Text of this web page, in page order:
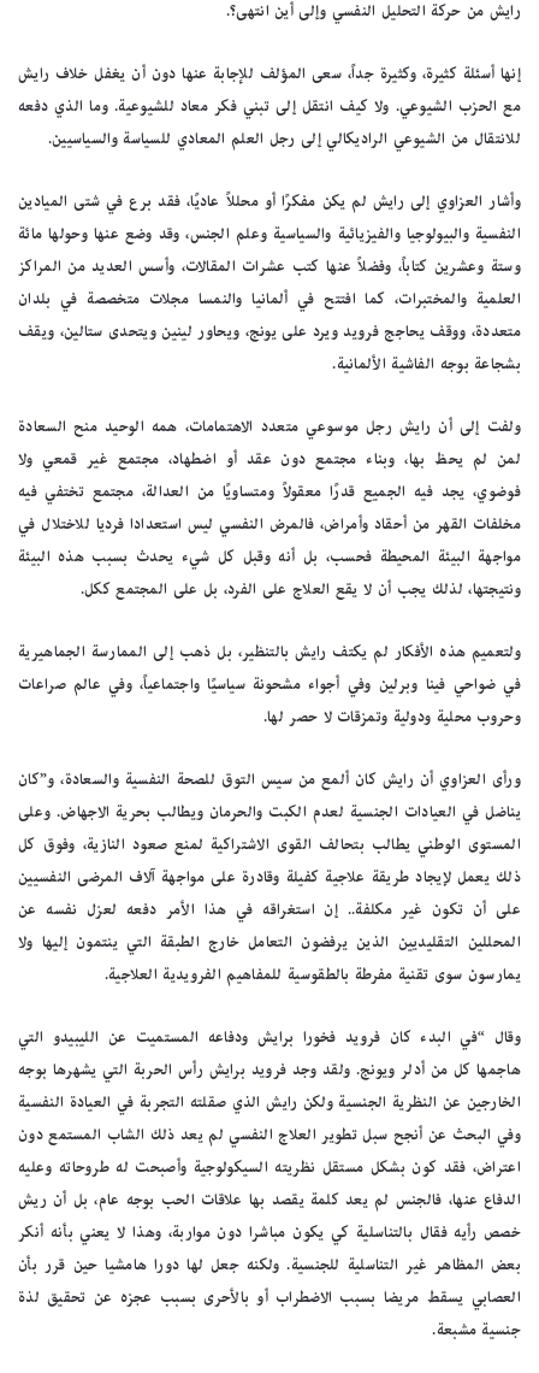
رايش من حركة التحليل النفسي وإلى أين انتهى؟.
إنها أسئلة كثيرة، وكثيرة جداً، سعى المؤلف للإجابة عنها دون أن يغفل خلاف رايش
مع الحزب الشيوعي. ولا كيف انتقل إلى تبني فكر معاد للشيوعية. وما الذي دفعه
للانتقال من الشيوعي الراديكالي إلى رجل العلم المعادي للسياسة والسياسيين.
وأشار العزاوي إلى رايش لم يكن مفكرًا أو محللاً عاديًا، فقد برع في شتى الميادين
النفسية والبيولوجيا والفيزيائية والسياسية وعلم الجنس، وقد وضع عنها وحولها مائة
وستة وعشرين كتاباً، وفضلاً عنها كتب عشرات المقالات، وأسس العديد من المراكز
العلمية والمختبرات، كما افتتح في ألمانيا والنمسا مجلات متخصصة في بلدان
متعددة، ووقف يحاجج فرويد ويرد على يونج، ويحاور لينين ويتحدى ستالين، ويقف
بشجاعة بوجه الفاشية الألمانية.
ولفت إلى أن رايش رجل موسوعي متعدد الاهتمامات، همه الوحيد منح السعادة
لمن لم يحظ بها، وبناء مجتمع دون عقد أو اضطهاد، مجتمع غير قمعي ولا
فوضوي، يجد فيه الجميع قدرًا معقولاً ومتساويًا من العدالة، مجتمع تختفي فيه
مخلفات القهر من أحقاد وأمراض، فالمرض النفسي ليس استعدادا فرديا للاختلال في
مواجهة البيئة المحيطة فحسب، بل أنه وقبل كل شيء يحدث بسبب هذه البيئة
ونتيجتها، لذلك يجب أن لا يقع العلاج على الفرد، بل على المجتمع ككل.
ولتعميم هذه الأفكار لم يكتف رايش بالتنظير، بل ذهب إلى الممارسة الجماهيرية
في ضواحي فينا وبرلين وفي أجواء مشحونة سياسيًا واجتماعياً، وفي عالم صراعات
وحروب محلية ودولية وتمزقات لا حصر لها.
ورأى العزاوي أن رايش كان ألمع من سيس التوق للصحة النفسية والسعادة، و”كان
يناضل في العيادات الجنسية لعدم الكبت والحرمان ويطالب بحرية الاجهاض. وعلى
المستوى الوطني يطالب بتحالف القوى الاشتراكية لمنع صعود النازية، وفوق كل
ذلك يعمل لإيجاد طريقة علاجية كفيلة وقادرة على مواجهة آلاف المرضى النفسيين
على أن تكون غير مكلفة.. إن استغراقه في هذا الأمر دفعه لعزل نفسه عن
المحللين التقليديين الذين يرفضون التعامل خارج الطبقة التي ينتمون إليها ولا
يمارسون سوى تقنية مفرطة بالطقوسية للمفاهيم الفرويدية العلاجية.
وقال “في البدء كان فرويد فخورا برايش ودفاعه المستميت عن الليبيدو التي
هاجمها كل من أدلر ويونج. ولقد وجد فرويد برايش رأس الحربة التي يشهرها بوجه
الخارجين عن النظرية الجنسية ولكن رايش الذي صقلته التجربة في العيادة النفسية
وفي البحث عن أنجح سبل تطوير العلاج النفسي لم يعد ذلك الشاب المستمع دون
اعتراض، فقد كون بشكل مستقل نظريته السيكولوجية وأصبحت له طروحاته وعليه
الدفاع عنها، فالجنس لم يعد كلمة يقصد بها علاقات الحب بوجه عام، بل أن ريش
خصص رأيه فقال بالتناسلية كي يكون مباشرا دون مواربة، وهذا لا يعني بأنه أنكر
بعض المظاهر غير التناسلية للجنسية. ولكنه جعل لها دورا هامشيا حين قرر بأن
العصابي يسقط مريضا بسبب الاضطراب أو بالأحرى بسبب عجزه عن تحقيق لذة
جنسية مشبعة.